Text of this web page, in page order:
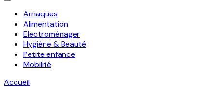
Arnaques
Alimentation
Electroménager
Hygiène & Beauté
Petite enfance
Mobilité
Accueil